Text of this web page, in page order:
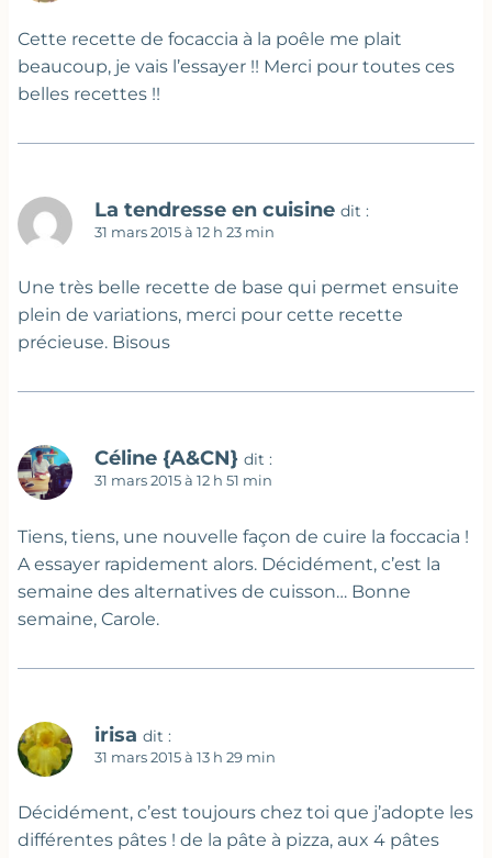
Cette recette de focaccia à la poêle me plait
beaucoup, je vais l’essayer !! Merci pour toutes ces
belles recettes !!
La tendresse en cuisine dit :
31 mars 2015 à 12 h 23 min
Une très belle recette de base qui permet ensuite
plein de variations, merci pour cette recette
précieuse. Bisous
Céline {A&CN} dit :
31 mars 2015 à 12 h 51 min
Tiens, tiens, une nouvelle façon de cuire la foccacia !
A essayer rapidement alors. Décidément, c’est la
semaine des alternatives de cuisson… Bonne
semaine, Carole.
irisa dit :
31 mars 2015 à 13 h 29 min
Décidément, c’est toujours chez toi que j’adopte les
différentes pâtes ! de la pâte à pizza, aux 4 pâtes